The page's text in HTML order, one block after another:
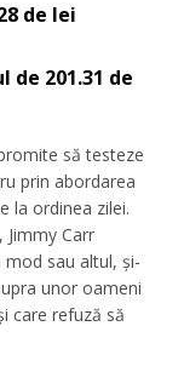
de lei
de 201.31 de
să testeze
prin abordarea
la ordinea zilei.
Jimmy Carr
sau altul, și-
unor oameni
care refuză să